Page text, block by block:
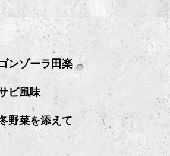
ンゾーラ田楽
ビ風味
野菜を添えて